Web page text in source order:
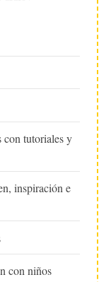
con tutoriales y
inspiración e
con niños